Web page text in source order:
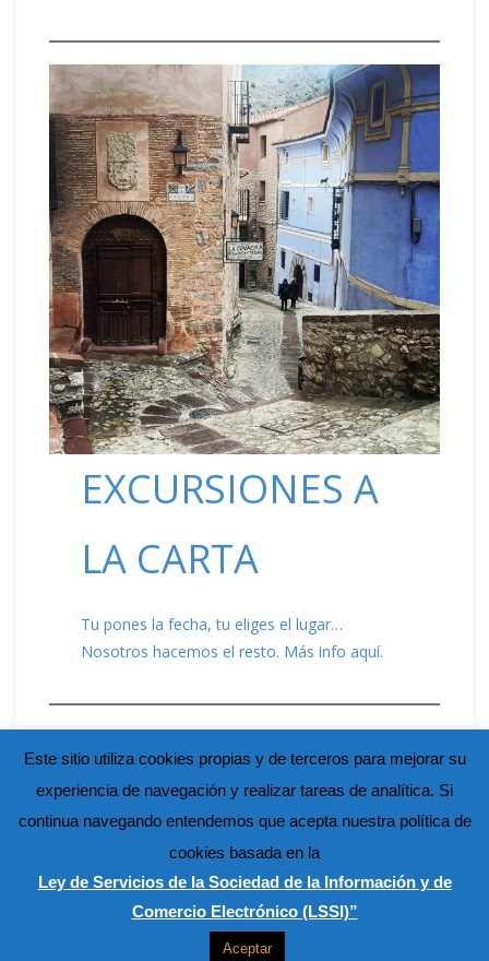
EXCURSIONES A
LA CARTA
Tu pones la fecha, tu eliges el lugar…
Nosotros hacemos el resto. Más info aquí.
Este sitio utiliza cookies propias y de terceros para mejorar su
experiencia de navegación y realizar tareas de analítica. Si
continua navegando entendemos que acepta nuestra política de
cookies basada en la
Ley de Servicios de la Sociedad de la Información y de
Comercio Electrónico (LSSI)”
Aceptar